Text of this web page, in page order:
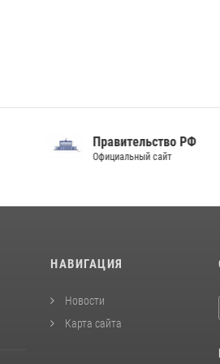
Правительство РФ
Официальный сайт
НАВИГАЦИЯ
Новости
Карта сайта